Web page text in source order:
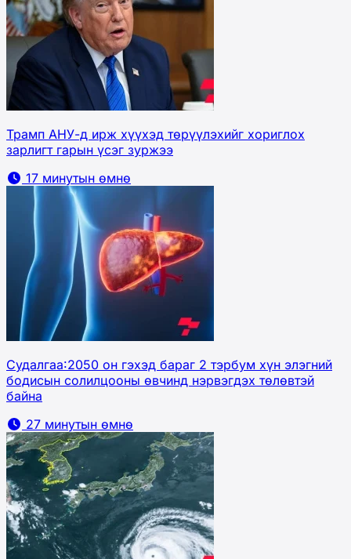
Трамп АНУ-д ирж хүүхэд төрүүлэхийг хориглох
зарлигт гарын үсэг зуржээ
17 минутын өмнө
Судалгаа:2050 он гэхэд бараг 2 тэрбум хүн элэгний
бодисын солилцооны өвчинд нэрвэгдэх төлөвтэй
байна
27 минутын өмнө